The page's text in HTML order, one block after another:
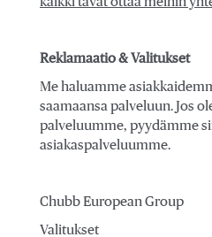
Reklamaatio & Valitukset
Me haluamme
saamaansa palveluun. Jos
palveluumme, pyydämme
asiakaspalveluumme.
Chubb European Group
Valitukset